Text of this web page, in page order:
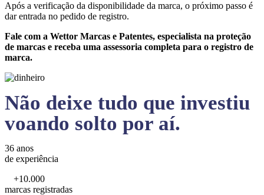
Após a verificação da disponibilidade da marca, o próximo passo é
dar entrada no pedido de registro.
Fale com a Wettor Marcas e Patentes, especialista na proteção
de marcas e receba uma assessoria completa para o registro de
marca.
Não deixe tudo que investiu
voando solto por aí.
36 anos
de experiência
+10.000
marcas registradas